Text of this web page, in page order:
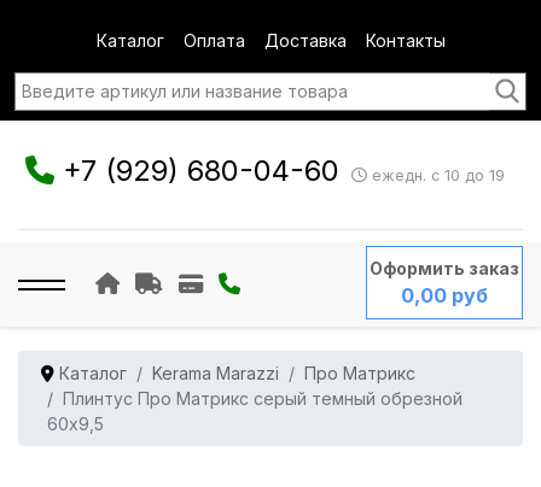
Каталог Оплата Доставка Контакты
+7 (929) 680-04-60 ежедн. с 10 до 19
Оформить заказ
0,00 руб
Каталог Kerama Marazzi
Про Матрикс
Плинтус Про Матрикс серый темный обрезной
60x9,5